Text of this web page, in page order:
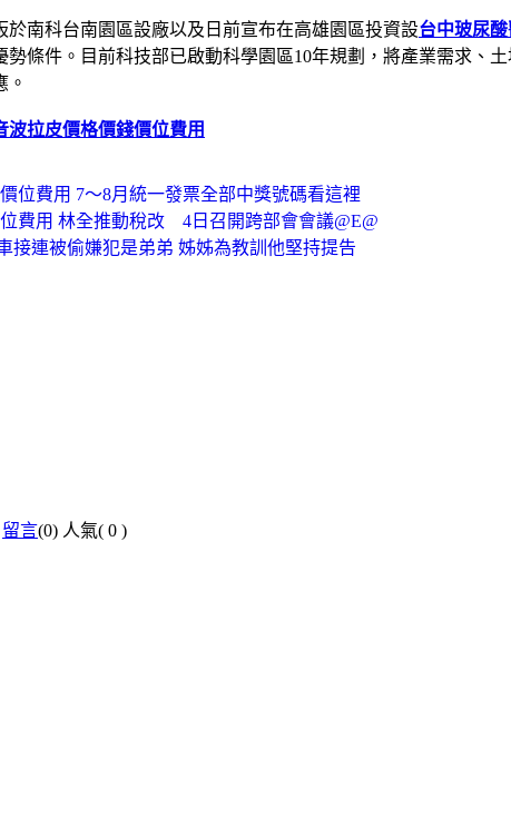
於南科台南園區設廠以及日前宣布在高雄園區投資設台中玻尿
條件。目前科技部已啟動科學園區10年規劃，將產業需求、
。
波拉皮價格價錢價位費用
位費用 7～8月統一發票全部中獎號碼看這裡
費用 林全推動稅改 4日召開跨部會會議@E@
接連被偷嫌犯是弟弟 姊姊為教訓他堅持提告
留言(0) 人氣( 0 )